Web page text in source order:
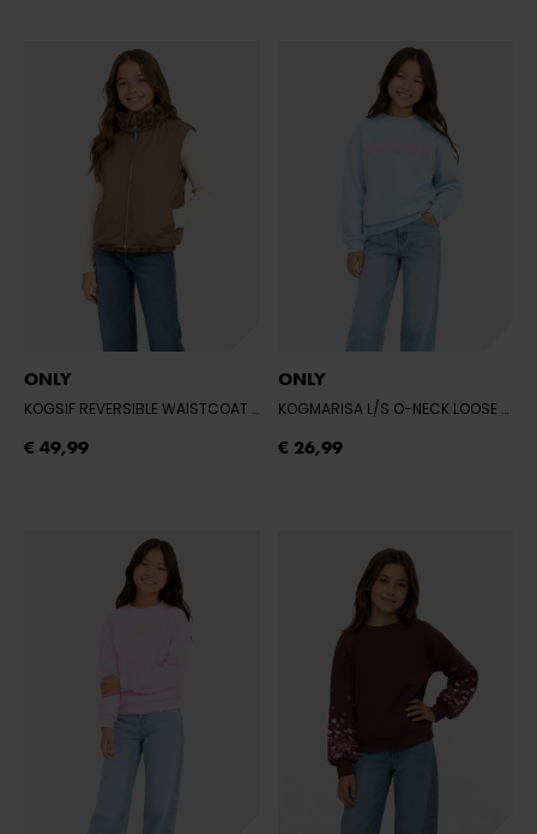
ONLY
KOGSIF REVERSIBLE WAISTCOAT VD OTW - OTTER/BLACK LEO
€ 49,99
ONLY
KOGMARISA L/S O-NECK LOOSE PRINTED
€ 26,99